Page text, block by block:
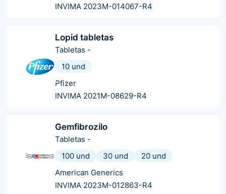
INVIMA 2023M-014067-R4
Lopid tabletas
Tabletas -
10 und
Pfizer
INVIMA 2021M-08629-R4
Gemfibrozilo
Tabletas -
100 und
30 und
20 und
American Generics
INVIMA 2023M-012863-R4